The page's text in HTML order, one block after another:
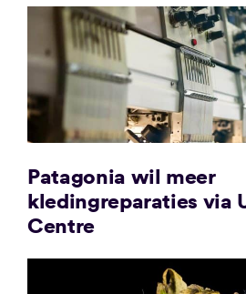
Patagonia wil meer
kledingreparaties via
Centre